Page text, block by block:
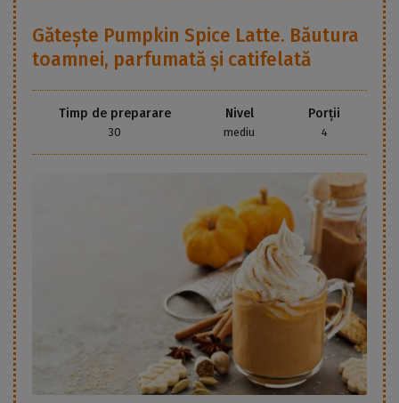
Gătește Pumpkin Spice Latte. Băutura
toamnei, parfumată și catifelată
Timp de preparare
30
Nivel
mediu
Porții
4